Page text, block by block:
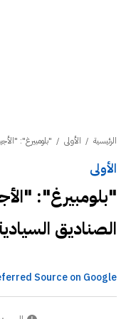
الرئيسية / الأولى / "بلومبيرغ":
الأولى
"بلومبيرغ":
الصناديق
Source on Google